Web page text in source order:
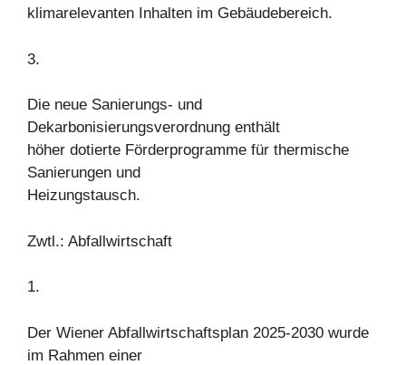
klimarelevanten Inhalten im Gebäudebereich.
3.
Die neue Sanierungs- und
Dekarbonisierungsverordnung enthält
höher dotierte Förderprogramme für thermische
Sanierungen und
Heizungstausch.
Zwtl.: Abfallwirtschaft
1.
Der Wiener Abfallwirtschaftsplan 2025-2030 wurde
im Rahmen einer